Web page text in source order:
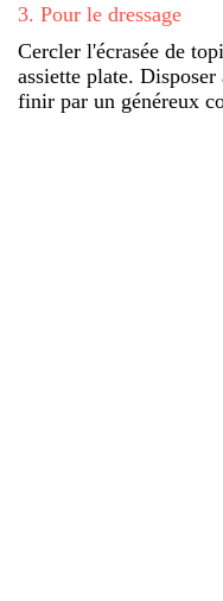
3. Pour le dressage
Cercler l'écrasée de
assiette plate.
finir par un généreux